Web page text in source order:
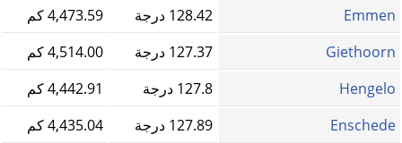
Emmen
128.42 درجة
4,473.59 كم
Giethoorn
127.37 درجة
4,514.00 كم
Hengelo
127.8 درجة
4,442.91 كم
Enschede
127.89 درجة
4,435.04 كم